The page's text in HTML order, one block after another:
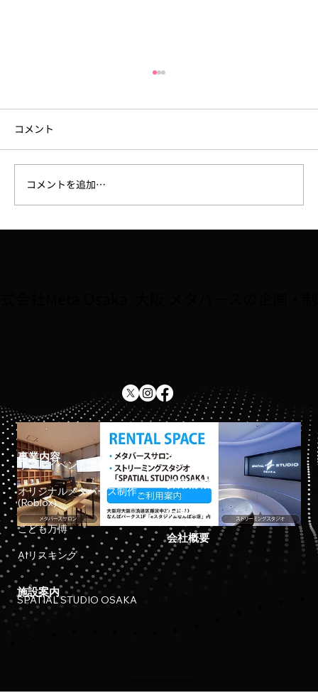
コメント
コメントを追加…
事業内容
リアルイベント開催
オリジナルメタバース制作
(Roblox)
こども万博
AIリスキング
施設案内
SPATIAL STUDIO OSAKA
ホーム
採用情報
お知らせ
会社概要